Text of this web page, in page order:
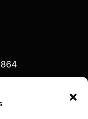
Γερμανία